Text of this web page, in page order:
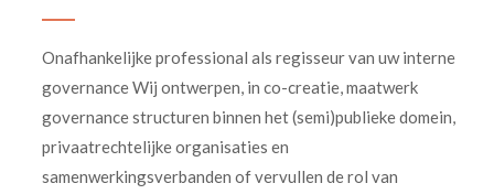
Onafhankelijke professional als regisseur van uw interne
governance Wij ontwerpen, in co-creatie, maatwerk
governance structuren binnen het (semi)publieke domein,
privaatrechtelijke organisaties en
samenwerkingsverbanden of vervullen de rol van